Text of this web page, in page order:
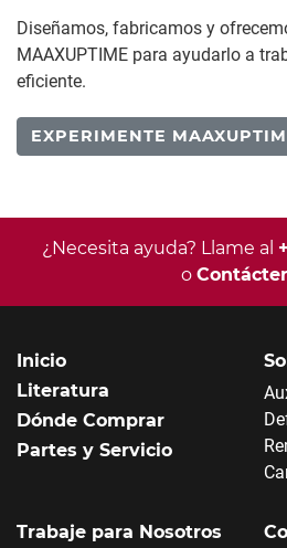
Diseñamos, fabricamos y
MAAXUPTIME para ayudarlo a
eficiente.
EXPERIMENTE
¿Necesita ayuda? Llame al
o
Inicio
Literatura
Dónde Comprar
Partes y Servicio
Trabaje para Nosotros